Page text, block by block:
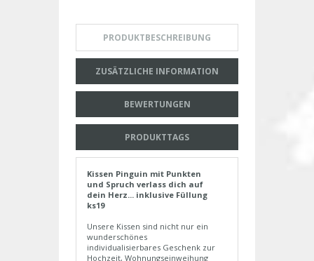
PRODUKTBESCHREIBUNG
ZUSÄTZLICHE INFORMATION
BEWERTUNGEN
PRODUKTTAGS
Kissen Pinguin mit Punkten
und Spruch verlass dich auf
dein Herz... inklusive Füllung
ks19
Unsere Kissen sind nicht nur ein
wunderschönes
individualisierbares Geschenk zur
Hochzeit, Wohnungseinweihung